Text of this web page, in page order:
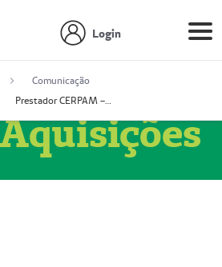
Login
Comunicação
Prestador CERPAM – Centro de Reabilitação S/S Ltda-ME (52004274-8)